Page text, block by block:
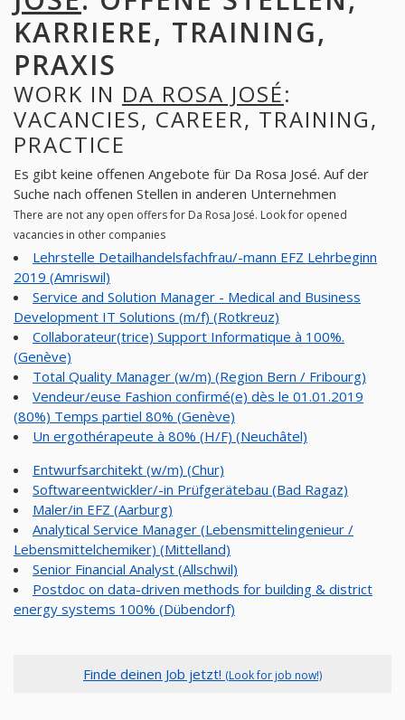
KARRIERE, TRAINING,
PRAXIS
WORK IN DA ROSA JOSÉ:
VACANCIES, CAREER, TRAINING,
PRACTICE
Es gibt keine offenen Angebote für Da Rosa José. Auf der
Suche nach offenen Stellen in anderen Unternehmen
There are not any open offers for Da Rosa José. Look for opened
vacancies in other companies
Lehrstelle Detailhandelsfachfrau/-mann EFZ Lehrbeginn
2019 (Amriswil)
Service and Solution Manager - Medical and Business
Development IT Solutions (m/f) (Rotkreuz)
Collaborateur(trice) Support Informatique à 100%.
(Genève)
Total Quality Manager (w/m) (Region Bern / Fribourg)
Vendeur/euse Fashion confirmé(e) dès le 01.01.2019
(80%) Temps partiel 80% (Genève)
Un ergothérapeute à 80% (H/F) (Neuchâtel)
Entwurfsarchitekt (w/m) (Chur)
Softwareentwickler/-in Prüfgerätebau (Bad Ragaz)
Maler/in EFZ (Aarburg)
Analytical Service Manager (Lebensmittelingenieur /
Lebensmittelchemiker) (Mittelland)
Senior Financial Analyst (Allschwil)
Postdoc on data-driven methods for building & district
energy systems 100% (Dübendorf)
Finde deinen Job jetzt! (Look for job now!)